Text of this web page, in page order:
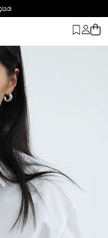
Beyaz Page Oversize